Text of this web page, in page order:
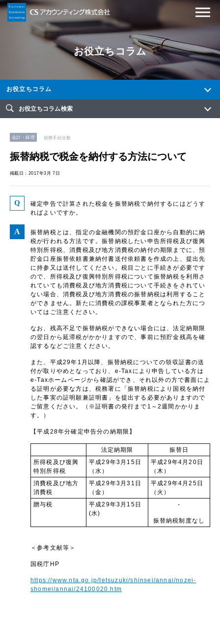
お役立ちコラム
お役立ちコラム
お役立ちコラム検索
会計・経理 税務手続全般
振替納税で税金を納付する方法について
掲載日：2017年3月 7日
確定申告で計算された税金を振替納税で納付するにはどうす
ればよいですか。
振替納税とは、指定の金融機関の預貯金口座から自動的に納
税が行われる方法です。振替納税したい申告所得税及び復興
特別所得税、消費税及び地方消費税の納付の期限までに、預
貯金口座振替依頼書兼納付書送付依頼書を作成の上、提出先
に持参又は送付してください。税目ごとに手続きが必要です
ので、所得税及び復興特別所得税について振替納税を利用さ
れていても消費税及び地方消費税について手続きをされてい
ない場合、消費税及び地方消費税の振替納税は利用すること
ができません。新たに消費税の課税事業者となられた方につ
いてはご注意ください。
なお、残高不足で振替納税ができない場合には、法定納期限
の翌日から延滞税がかかりますので、事前に預貯金残高を確
認するなどご注意ください。
また、平成29年1月以降、振替納税についての領収証書の送
付が取りやめとなっており、e-Taxにより申告している方は
e-Taxホームページから確認ができ、それ以外の方で書面によ
る証明が必要な方は、税務署に「振替納税により国税を納付
した事実の証明願兼証明書」を提出する必要がありますので
ご留意ください。（※証明書の発行まで1～2週間かかりま
す。）
【平成28年分確定申告分の納期限】
法定納期限
振替日
所得税及び復興
特別所得税
平成29年3月15日
（水）
平成29年4月20日
（木）
消費税及び地方
消費税
平成29年3月31日
（金）
平成29年4月25日
（火）
贈与税
平成29年3月15日
(水)
-
振替納税制度なし
＜参考文献等＞
国税庁HP
https://www.nta.go.jp/tetsuzuki/shinsei/annai/nozei-
shomei/annai/24100020.htm